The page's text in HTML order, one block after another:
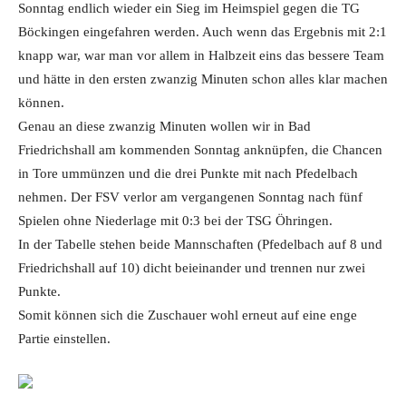
Sonntag endlich wieder ein Sieg im Heimspiel gegen die TG
Böckingen eingefahren werden. Auch wenn das Ergebnis mit 2:1
knapp war, war man vor allem in Halbzeit eins das bessere Team
und hätte in den ersten zwanzig Minuten schon alles klar machen
können.
Genau an diese zwanzig Minuten wollen wir in Bad
Friedrichshall am kommenden Sonntag anknüpfen, die Chancen
in Tore ummünzen und die drei Punkte mit nach Pfedelbach
nehmen. Der FSV verlor am vergangenen Sonntag nach fünf
Spielen ohne Niederlage mit 0:3 bei der TSG Öhringen.
In der Tabelle stehen beide Mannschaften (Pfedelbach auf 8 und
Friedrichshall auf 10) dicht beieinander und trennen nur zwei
Punkte.
Somit können sich die Zuschauer wohl erneut auf eine enge
Partie einstellen.